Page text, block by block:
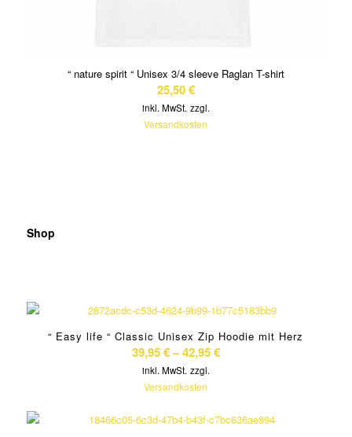
“ nature spirit “ Unisex 3/4 sleeve Raglan T-shirt
25,50€
inkl. MwSt. zzgl.
Versandkosten
Shop
“ Easy life “ Classic Unisex Zip Hoodie mit Herz
39,95€–42,95€
inkl. MwSt. zzgl.
Versandkosten